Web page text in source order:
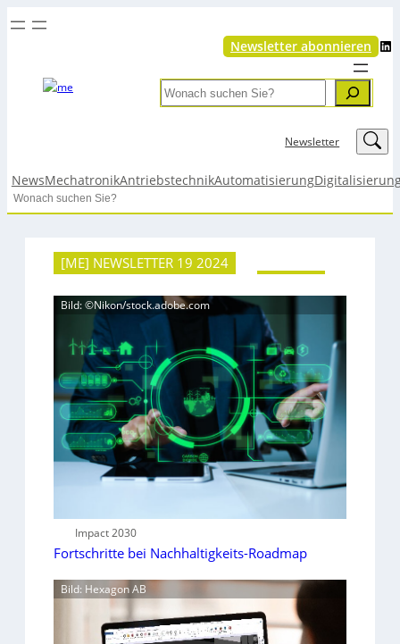
Newsletter abonnieren LinkedIn
Search
Newsletter LinkedIn
NewsMechatronikAntriebstechnikAutomatisierung
Search
[ME] NEWSLETTER 19 2024
Bild: ©Nikon/stock.adobe.com
Impact 2030
Fortschritte bei Nachhaltigkeits-Roadmap
Bild: Hexagon AB